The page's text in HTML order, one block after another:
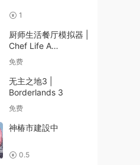
1
厨师生活餐厅模拟器 |
Chef Life A
Restaurant
Simulator
免费
无主之地3 |
Borderlands 3
免费
神椿市建設中
0.5